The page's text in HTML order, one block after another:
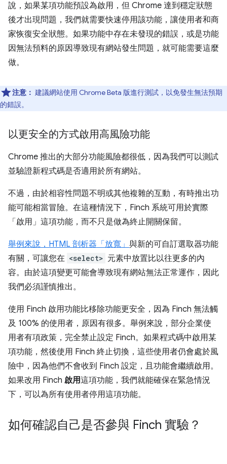
說，如果某項功能預設為啟用，但 Chrome 達到穩定狀態
後才出現問題，我們就需要快速停用該功能，讓使用者和商
家恢復安全狀態。如果功能中存在未發現的錯誤，或是功能
因無法預料的原因導致現有網站發生問題，就可能需要這麼
做。
注意： 建議網站使用 Chrome Beta 版進行測試，以免發生無法預期
的錯誤。
以更安全的方式啟用高風險功能
Chrome 推出的大部分功能風險都很低，因為我們可以測試
並驗證新程式碼是否適用於所有網站。
不過，由於相容性問題不明或其他複雜的互動，有時推出功
能可能相當冒險。在這種情況下，Finch 系統可用於實際
「啟用」 這項功能，而不只是做為終止開關保留。
舉例來說，HTML 剖析器「放寬」 與新的可自訂選取器功能
有關，可讓您在 <select> 元素中放置比以往更多的內
容。由於這項變更可能會導致現有網站無法正常運作，因此
我們必須謹慎推出。
使用 Finch 啟用功能比移除功能更安全，因為 Finch 無法觸
及 100% 的使用者，原因有很多。舉例來說，部分企業使
用者有項政策，完全禁止設定 Finch。如果程式碼中啟用某
項功能，然後使用 Finch 終止切換，這些使用者仍會處於風
險中，因為他們不會收到 Finch 設定，且功能會繼續啟用。
如果改用 Finch 啟用這項功能，我們就能確保在緊急情況
下，可以為所有使用者停用這項功能。
如何確認自己是否參與 Finch 實驗？